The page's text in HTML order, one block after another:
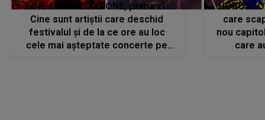
LINE-UP UNTOLD ONE, prima zi.
Cine sunt artiștii care deschid
festivalul și de la ce ore au loc
cele mai așteptate concerte pe
care
nou
care